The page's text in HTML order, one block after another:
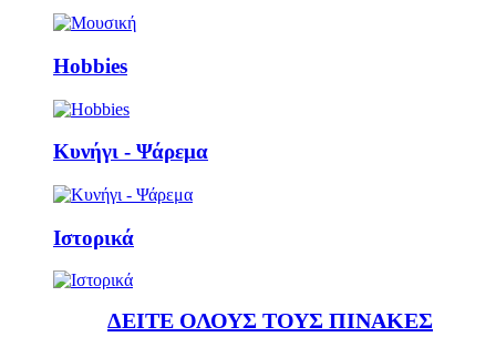
Ηobbies
Κυνήγι - Ψάρεμα
Ιστορικά
ΔΕΙΤΕ ΟΛΟΥΣ ΤΟΥΣ ΠΙΝΑΚΕΣ